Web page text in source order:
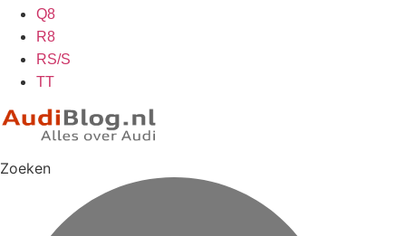
Q8
R8
RS/S
TT
Zoeken